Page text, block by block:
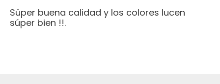
Súper buena calidad y los colores lucen
súper bien !!.